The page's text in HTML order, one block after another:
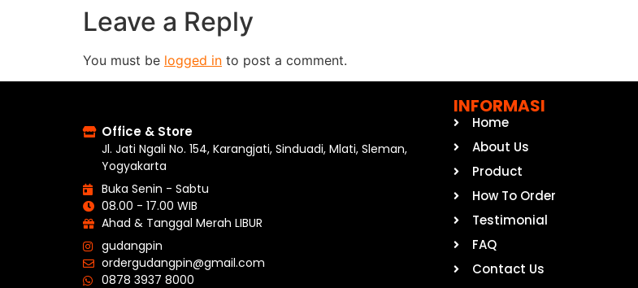
Leave a Reply
You must be logged in to post a comment.
Office & Store
Jl. Jati Ngali No. 154, Karangjati, Sinduadi, Mlati, Sleman,
Yogyakarta
Buka Senin - Sabtu
08.00 - 17.00 WIB
Ahad & Tanggal Merah LIBUR
gudangpin
ordergudangpin@gmail.com
0878 3937 8000
INFORMASI
Home
About Us
Product
How To Order
Testimonial
FAQ
Contact Us